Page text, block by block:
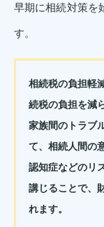
早期に相続対策を
す。
相続税の負担軽
続税の負担を減
家族間のトラブ
て、相続人間の
認知症などのリ
講じることで、
れます。